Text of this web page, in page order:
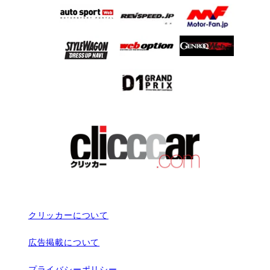
クリッカーについて
広告掲載について